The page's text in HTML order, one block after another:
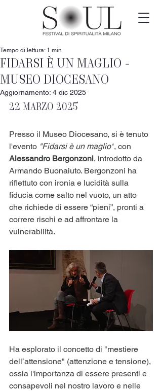
FIDARSI È UN MAGLIO -
MUSEO DIOCESANO
Tempo di lettura: 1 min
Aggiornamento: 4 dic 2025
22 MARZO 2025
Presso il Museo Diocesano, si è tenuto
l'evento "Fidarsi è un maglio", con
Alessandro Bergonzoni, introdotto da
Armando Buonaiuto. Bergonzoni ha
riflettuto con ironia e lucidità sulla
fiducia come salto nel vuoto, un atto
che richiede di essere “pieni”, pronti a
correre rischi e ad affrontare la
vulnerabilità.
Ha esplorato il concetto di "mestiere
dell’attensione" (attenzione e tensione),
ossia l'importanza di essere presenti e
consapevoli nel nostro lavoro e nelle